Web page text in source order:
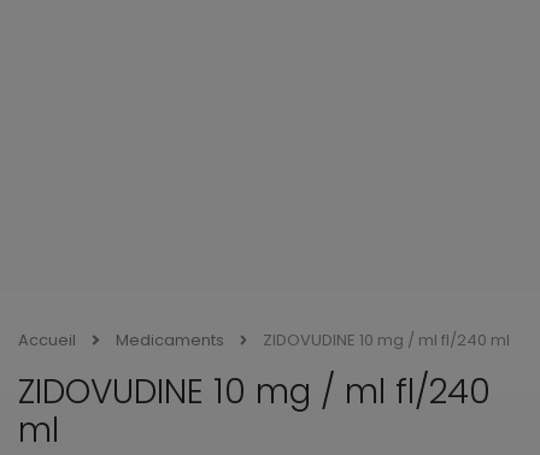
Accueil Medicaments ZIDOVUDINE 10 mg / ml fl/240 ml
ZIDOVUDINE 10 mg / ml fl/240
ml